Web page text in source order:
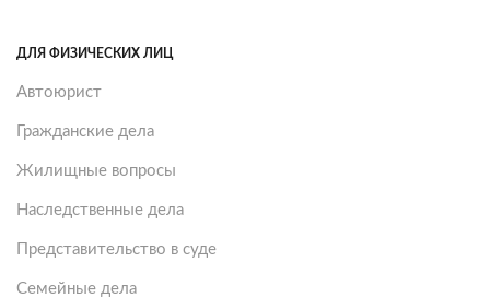
ДЛЯ ФИЗИЧЕСКИХ ЛИЦ
Автоюрист
Гражданские дела
Жилищные вопросы
Наследственные дела
Представительство в суде
Семейные дела